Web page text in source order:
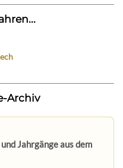
Archiv
Jahrgänge aus dem